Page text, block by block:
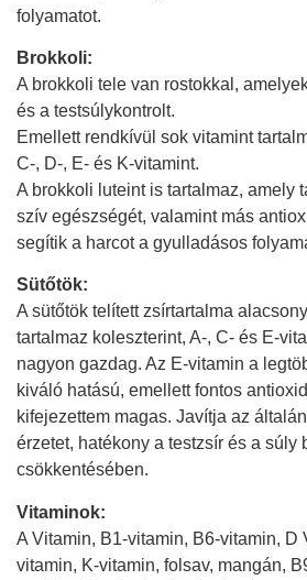
folyamatot.
Brokkoli:
A brokkoli tele van rostokkal,
és a testsúlykontrolt.
Emellett rendkívül sok vitamint
C-, D-, E- és K-vitamint.
A brokkoli luteint is tartalmaz, amely
szív egészségét, valamint más
segítik a harcot a gyulladásos
Sütőtök:
A sütőtök telített zsírtartalma
tartalmaz koleszterint, A-, C- és E-
nagyon gazdag. Az E-vitamin a
kiváló hatású, emellett fontos
kifejezettem magas. Javítja az
érzetet, hatékony a testzsír és a súly
csökkentésében.
Vitaminok:
A Vitamin, B1-vitamin, B6-vitamin, D
vitamin, K-vitamin, folsav, mangán,